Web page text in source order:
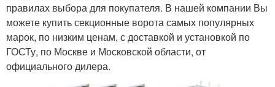
правилах выбора для покупателя. В нашей компании Вы
можете купить секционные ворота самых популярных
марок, по низким ценам, с доставкой и установкой по
ГОСТу, по Москве и Московской области, от
официального дилера.